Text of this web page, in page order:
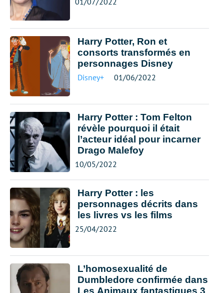
Harry Potter, Ron et
consorts transformés en
personnages Disney
Disney+ 01/06/2022
Harry Potter : Tom Felton
révèle pourquoi il était
l’acteur idéal pour incarner
Drago Malefoy
10/05/2022
Harry Potter : les
personnages décrits dans
les livres vs les films
25/04/2022
L’homosexualité de
Dumbledore confirmée dans
Les Animaux fantastiques 3